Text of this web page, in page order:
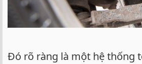
Đó rõ ràng là một hệ thống